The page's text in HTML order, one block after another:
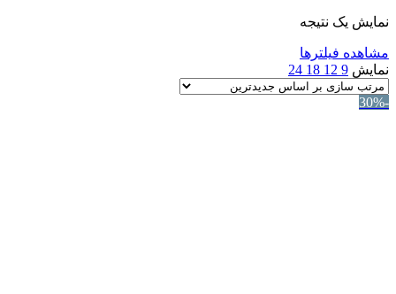
نمایش یک نتیجه
مشاهده فیلترها
نمایش 9
12
18
24
-30%